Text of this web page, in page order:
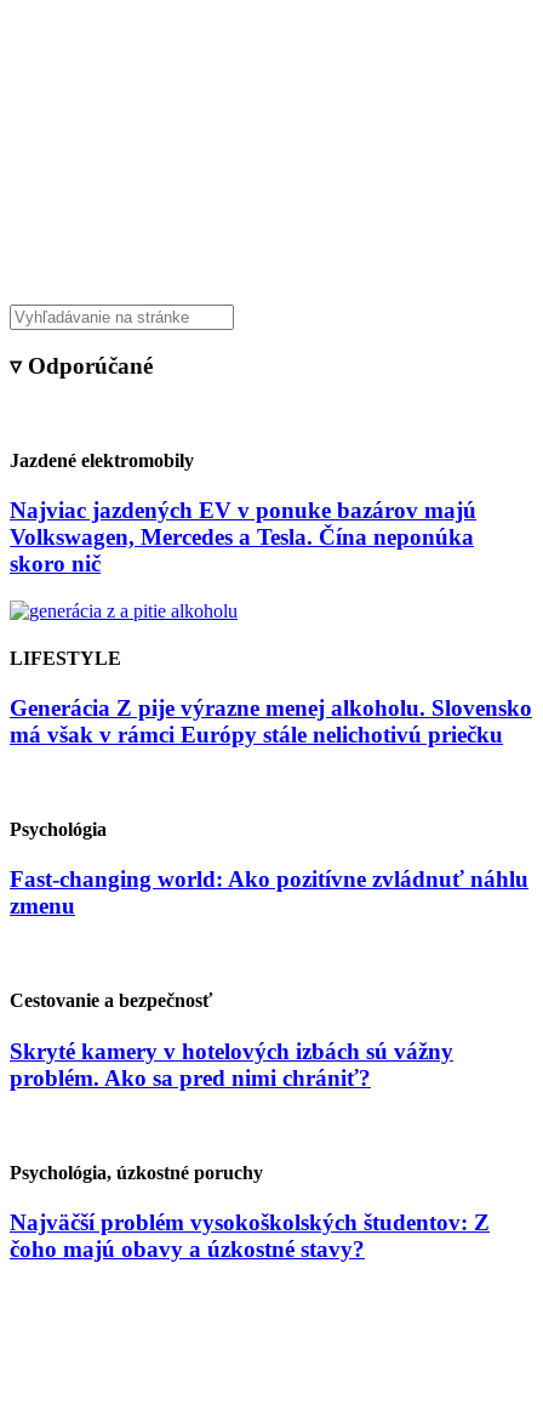
▿ Odporúčané
Jazdené elektromobily
Najviac jazdených EV v ponuke bazárov majú
Volkswagen, Mercedes a Tesla. Čína neponúka
skoro nič
LIFESTYLE
Generácia Z pije výrazne menej alkoholu. Slovensko
má však v rámci Európy stále nelichotivú priečku
Psychológia
Fast-changing world: Ako pozitívne zvládnuť náhlu
zmenu
Cestovanie a bezpečnosť
Skryté kamery v hotelových izbách sú vážny
problém. Ako sa pred nimi chrániť?
Psychológia, úzkostné poruchy
Najväčší problém vysokoškolských študentov: Z
čoho majú obavy a úzkostné stavy?